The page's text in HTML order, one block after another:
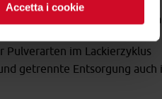
Accetta i cookie
Pulvern und Partikeln
Pulverarten im Lackierzyklus
getrennte Entsorgung auch